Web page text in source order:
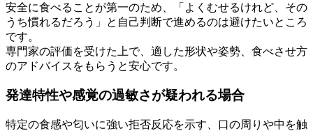
安全に食べることが第一のため、「よくむせるけれど、その
うち慣れるだろう」と自己判断で進めるのは避けたいところ
です。
専門家の評価を受けた上で、適した形状や姿勢、食べさせ方
のアドバイスをもらうと安心です。
発達特性や感覚の過敏さが疑われる場合
特定の食感や匂いに強い拒否反応を示す、口の周りや中を触